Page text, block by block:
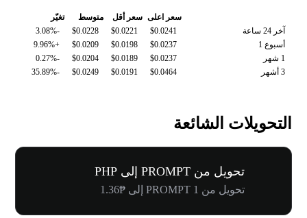
سعر اعلى سعر أقل متوسط
تغيّر
آخر 24 ساعة
$0.0241
$0.0221
$0.0228
-3.08%
أسبوع 1
$0.0237
$0.0198
$0.0209
+9.96%
1 شهر
$0.0237
$0.0189
$0.0204
-0.27%
3 أشهر
$0.0464
$0.0191
$0.0249
-35.89%
التحويلات الشائعة
تحويل من PROMPT إلى PHP
تحويل من 1 PROMPT إلى ₱1.36